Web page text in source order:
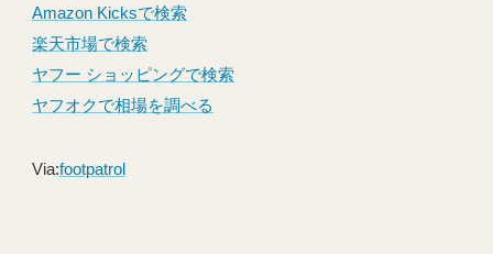
Amazon Kicksで検索
楽天市場で検索
ヤフー ショッピングで検索
ヤフオクで相場を調べる
Via:footpatrol